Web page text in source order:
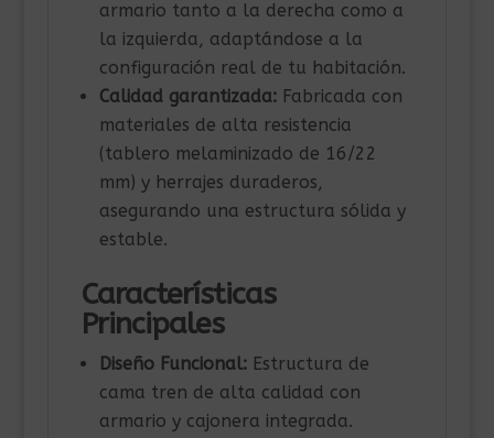
armario tanto a la derecha como a
la izquierda, adaptándose a la
configuración real de tu habitación.
Calidad garantizada:Fabricada con
materiales de alta resistencia
(tablero melaminizado de 16/22
mm) y herrajes duraderos,
asegurando una estructura sólida y
estable.
Características
Principales
Diseño Funcional:Estructura de
cama tren de alta calidad con
armario y cajonera integrada.